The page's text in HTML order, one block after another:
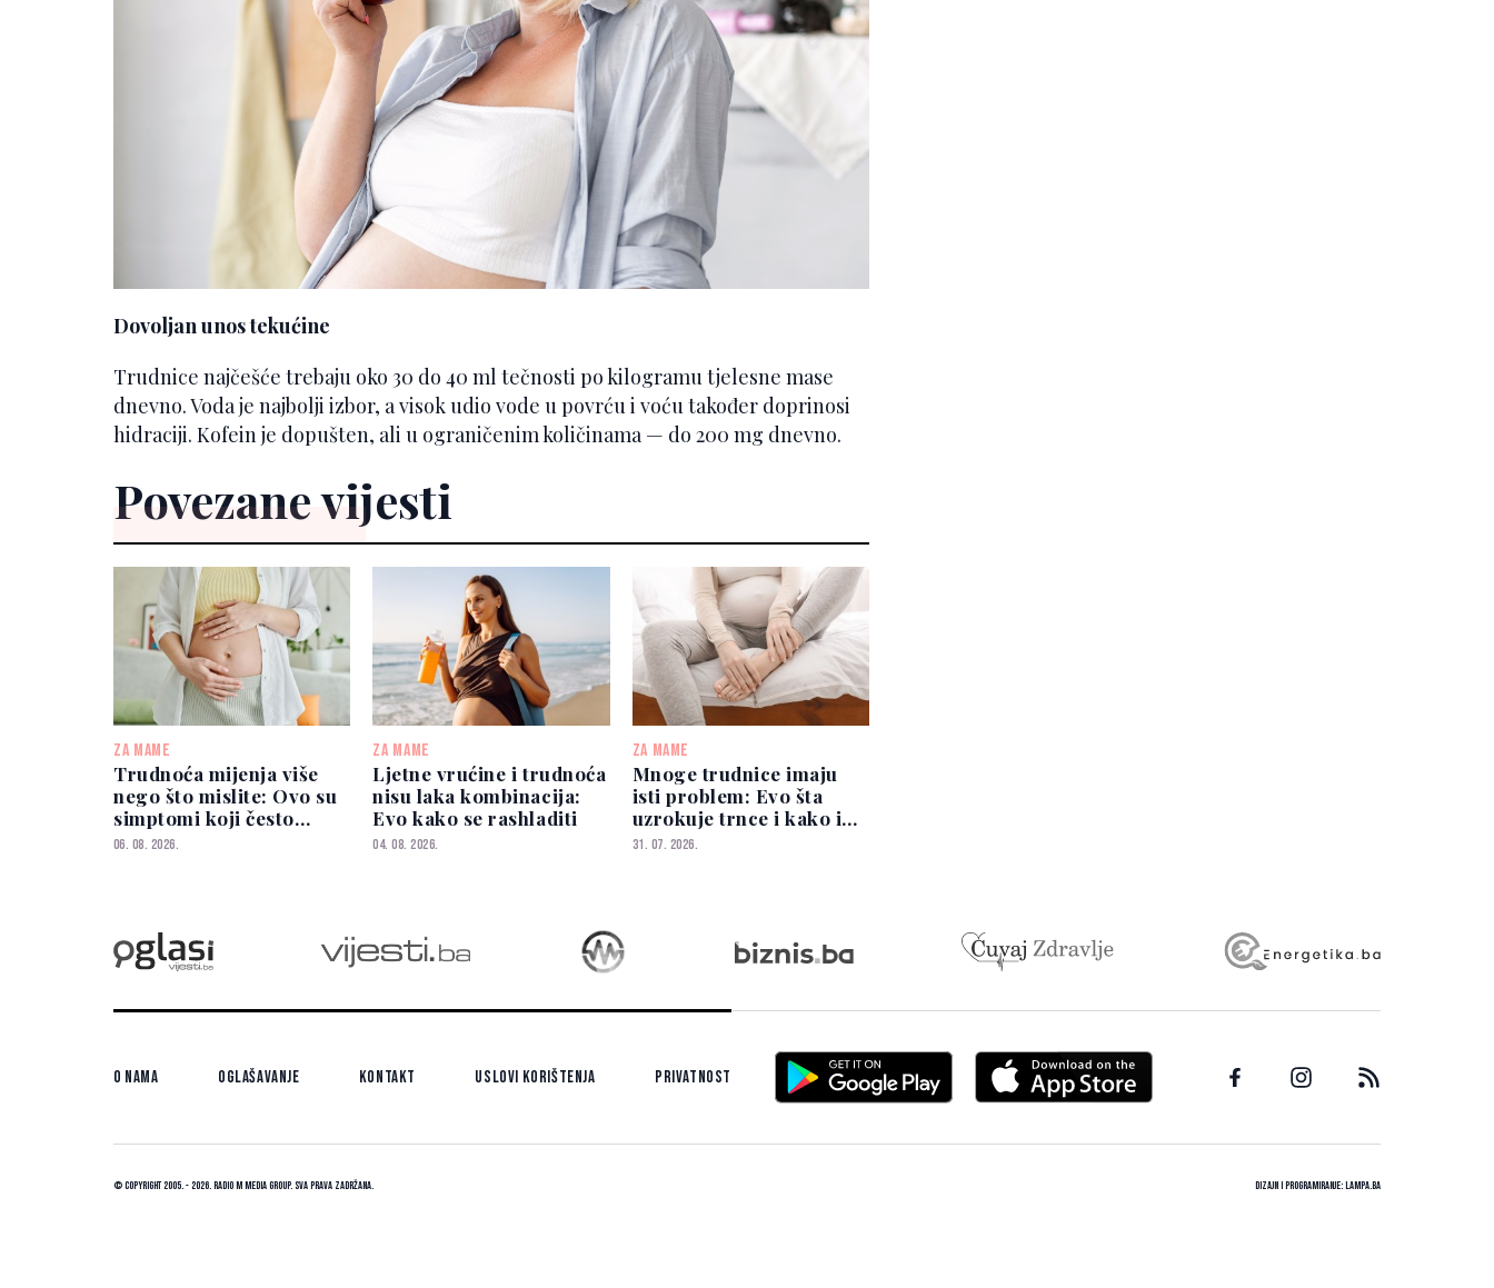
Dovoljan unos tekućine
Trudnice najčešće trebaju oko 30 do 40 ml tečnosti po kilogramu tjelesne mase
dnevno. Voda je najbolji izbor, a visok udio vode u povrću i voću također doprinosi
hidraciji. Kofein je dopušten, ali u ograničenim količinama — do 200 mg dnevno.
Povezane vijesti
ZA MAME
Trudnoća mijenja više
nego što mislite: Ovo su
simptomi koji često
iznenade buduće mame
06. 08. 2026.
ZA MAME
Ljetne vrućine i trudnoća
nisu laka kombinacija:
Evo kako se rashladiti
04. 08. 2026.
ZA MAME
Mnoge trudnice imaju
isti problem: Evo šta
uzrokuje trnce i kako ih
ublažiti
31. 07. 2026.
O nama Oglašavanje Kontakt Uslovi korištenja Privatnost
© Copyright 2005. - 2026. Radio M Media Group.Sva prava zadržana. Dizajn i programiranje:Lampa.ba